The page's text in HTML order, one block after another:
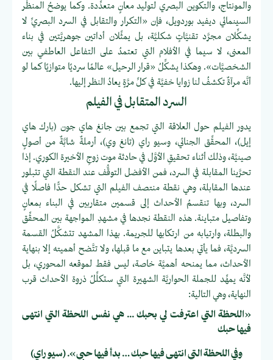
والمونتاج، والتكوين البصري لتوليد معانٍ متعدِّدة. وكما يوضحُ المنظِّر
السينمائي ديفيد بوردويل، فإن «التكرار والتقابل في السرد البصريِّ لا
يشكِّلان مجرَّد تقنيَّاتٍ شكليَّة، بل يمثِّلان أداتين جوهريَّتين في بناء
المعنى، لا سيما في الأفلام التي تعتمدُ على التفاعل العاطفي بين
الشخصيَّات». وهكذا يشكِّلُ «قرار الرحيل» عالمًا سرديًا متوازيًا كما لو
أنَّه مرآةٌ تكشفُ لنا زوايا خفيَّة في كلِّ مرَّةٍ يعادُ النظر إليها.
السرد المتقابل في الفيلم
يدور الفيلم حول العلاقة التي تجمع بين جانغ هاي جون (بارك هاي
إيل)، المحقِّق الجنائي، وسيو راي (تانغ وي)، أرملةٌ شابَّةٌ من أصولٍ
صينيَّة، وذلك أثناء تحقيقِ الأوَّل في حادثة موت زوجِ الأخيرة الكوري. إذا
تحرَّينا المقابلة في السرد، فمن الأفضل التوقُّف عند النقطة التي تتبلور
عندها المقابلة، وهي نقطة منتصف الفيلم التي تشكل حدًّا فاصلًا في
السرد، وبها تنقسمُ الأحداث إلى قسمين متقاربين في البناء بمعانٍ
وتفاصيل متباينة. هذه النقطة نجدها في مشهدِ المواجهة بين المحقِّق
والبطلة، وارتيابه من ارتكابها للجريمة. بهذا المشهد تتشكَّلُ القسمة
السرديَّة، فما يأتي بعدها يتباين مع ما قبلها، ولا تتَّضح أهميته إلا بنهاية
الأحداث، مما يمنحه أهميَّة خاصة، ليس فقط لموقعه المحوري، بل
لأنَّه يمهِّد للجملة الحواريَّة الشهيرة التي ستكلِّلُ ذروة الأحداث قرب
النهاية، وهي التالية:
«اللحظة التي اعترفت لي بحبك ... هي نفس اللحظة التي انتهى
فيها حبك
وفي اللحظة التي انتهى فيها حبك … بدأ فيها حبي». (سيو راي)